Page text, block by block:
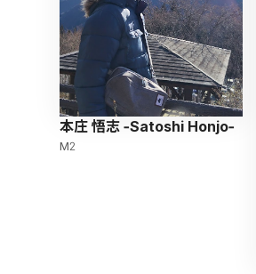
本庄 悟志 -Satoshi Honjo-
M2